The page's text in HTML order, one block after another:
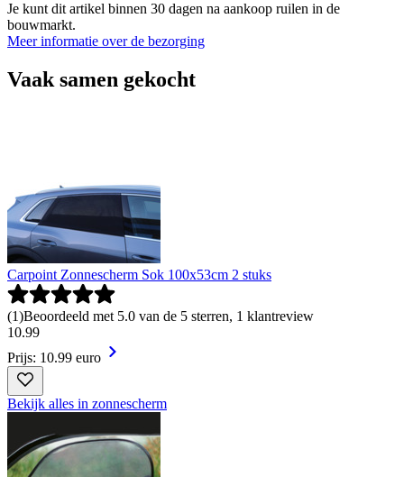
Je kunt dit artikel binnen 30 dagen na aankoop ruilen in de
bouwmarkt.
Meer informatie over de bezorging
Vaak samen gekocht
Carpoint Zonnescherm Sok 100x53cm 2 stuks
(1)Beoordeeld met 5.0 van de 5 sterren, 1 klantreview
10.99
Prijs: 10.99 euro
Bekijk alles in zonnescherm